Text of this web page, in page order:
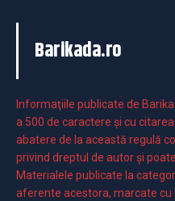
Barikada.ro
Informaţiile publicate de
a 500 de caractere şi cu
abatere de la această regulă
privind dreptul de autor și
Materialele publicate la
aferente acestora, marcate cu